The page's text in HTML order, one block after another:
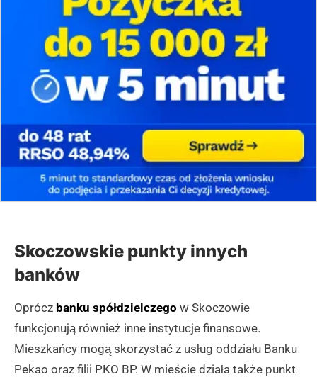
Skoczowskie punkty innych
banków
Oprócz banku spółdzielczego w Skoczowie
funkcjonują również inne instytucje finansowe.
Mieszkańcy mogą skorzystać z usług oddziału Banku
Pekao oraz filii PKO BP. W mieście działa także punkt